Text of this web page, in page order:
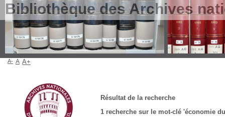
Bibliothèque des Archives
Résultat de la recherche
1 recherche sur le mot-clé 'économie
A- A A+